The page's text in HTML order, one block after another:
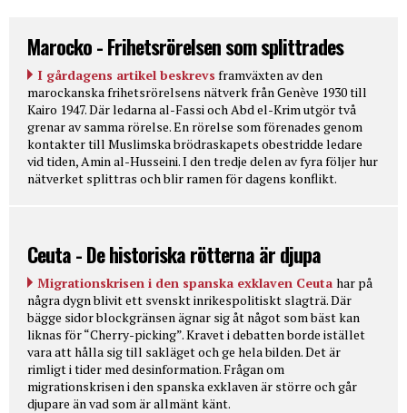
Marocko - Frihetsrörelsen som splittrades
I gårdagens artikel beskrevs framväxten av den
marockanska frihetsrörelsens nätverk från Genève 1930 till
Kairo 1947. Där ledarna al-Fassi och Abd el-Krim utgör två
grenar av samma rörelse. En rörelse som förenades genom
kontakter till Muslimska brödraskapets obestridde ledare
vid tiden, Amin al-Husseini. I den tredje delen av fyra följer hur
nätverket splittras och blir ramen för dagens konflikt.
Ceuta - De historiska rötterna är djupa
Migrationskrisen i den spanska exklaven Ceuta har på
några dygn blivit ett svenskt inrikespolitiskt slagträ. Där
bägge sidor blockgränsen ägnar sig åt något som bäst kan
liknas för “Cherry-picking”. Kravet i debatten borde istället
vara att hålla sig till sakläget och ge hela bilden. Det är
rimligt i tider med desinformation. Frågan om
migrationskrisen i den spanska exklaven är större och går
djupare än vad som är allmänt känt.